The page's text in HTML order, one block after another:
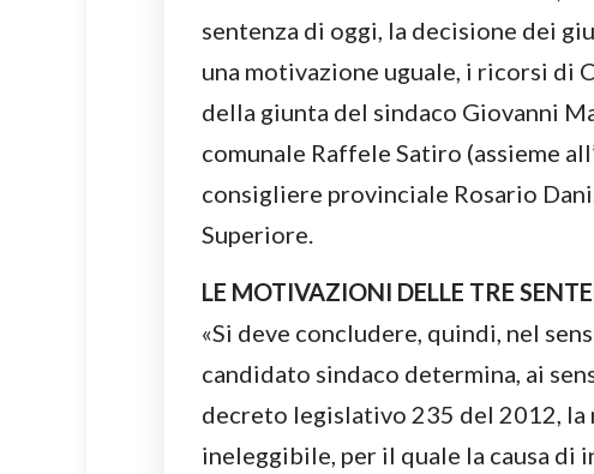
sentenza di oggi, la decisione dei
una motivazione uguale, i ricorsi di
della giunta del sindaco Giovanni
comunale Raffele Satiro (assieme
consigliere provinciale Rosario
Superiore.
LE MOTIVAZIONI DELLE TRE
«Si deve concludere, quindi, nel
candidato sindaco determina, ai
decreto legislativo 235 del 2012,
ineleggibile, per il quale la causa di